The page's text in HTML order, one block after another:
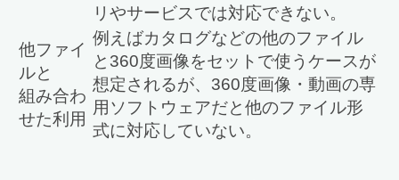
リやサービスでは対応できない。
他ファイ
ルと
組み合わ
せた利用
例えばカタログなどの他のファイル
と360度画像をセットで使うケースが
想定されるが、360度画像・動画の専
用ソフトウェアだと他のファイル形
式に対応していない。